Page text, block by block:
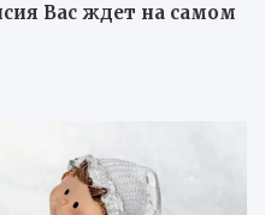
Вас ждет на самом